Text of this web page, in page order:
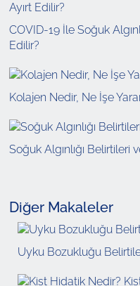
COVID-19 İle Soğuk
Edilir?
Kolajen Nedir, Ne İşe
Soğuk Algınlığı Belirtileri
Diğer Makaleler
Uyku Bozukluğu